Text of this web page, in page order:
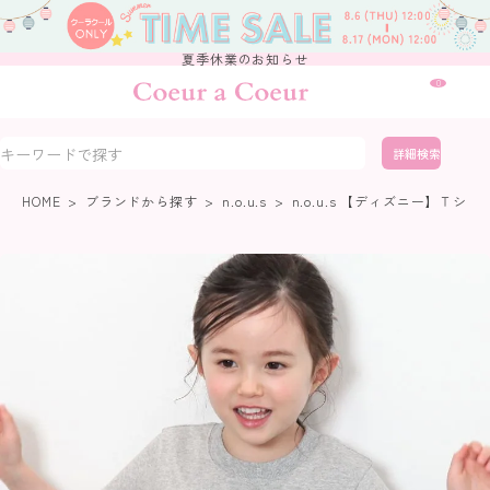
夏季休業のお知らせ
0
詳細検索
HOME ブランドから探す n.o.u.s n.o.u.s 【ディズニー】Ｔシャ